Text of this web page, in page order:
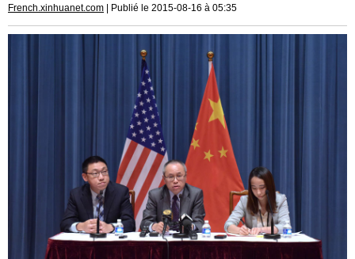
CULTURE
DOCUMENTS
DOSSIERS PHOTOS
VIDÉOS
French.xinhuanet.com | Publié le 2015-08-16 à 05:35